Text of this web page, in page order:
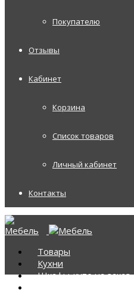
Покупателю
Отзывы
Кабинет
Корзина
Список товаров
Личный кабинет
Контакты
Товары
Кухни
Шкафы-купе на заказ